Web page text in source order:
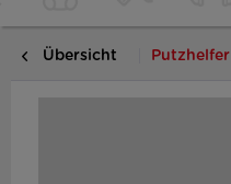
Übersicht Putzhelfer